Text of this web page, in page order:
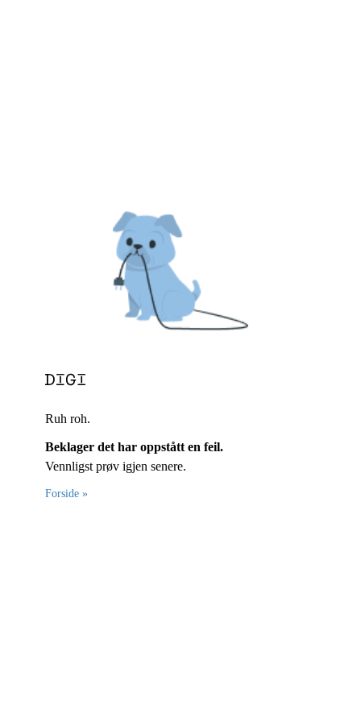
Ruh roh.
Beklager det har oppstått en feil.
Vennligst prøv igjen senere.
Forside »